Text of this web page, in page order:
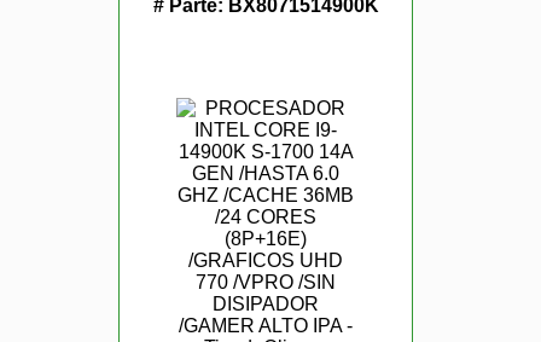
# Parte: BX8071514900K